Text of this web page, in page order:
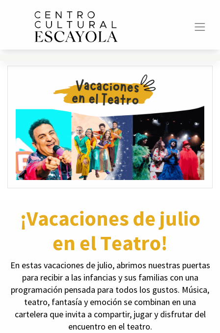
¡Vacaciones de julio
en el Teatro!
En estas vacaciones de julio, abrimos nuestras puertas
para recibir a las infancias y sus familias con una
programación pensada para todos los gustos. Música,
teatro, fantasía y emoción se combinan en una
cartelera que invita a compartir, jugar y disfrutar del
encuentro en el teatro.